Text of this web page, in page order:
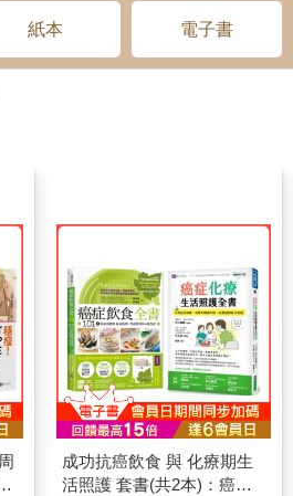
紙本 電子書
成功抗癌飲食 與 化療期生
活照護 套書(共2本)：癌症